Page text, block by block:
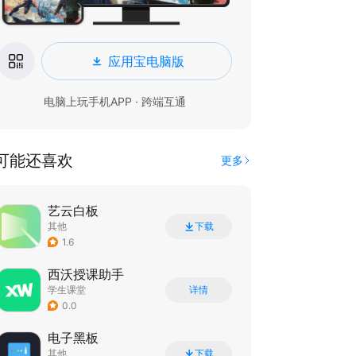
应用宝电脑版
电脑上玩手机APP · 跨端互通
能还喜欢 更多
艺云白板
其他
1.6
下载
西沃授课助手
学生课堂
0.0
详情
电子黑板
其他 下载